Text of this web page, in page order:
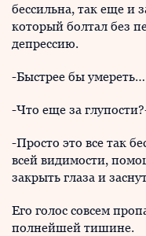
бессильна, так еще и
который болтал без
депрессию.
-Быстрее бы умереть…
-Что еще за
-Просто это все так
всей видимости,
закрыть глаза и
Его голос совсем
полнейшей тишине.